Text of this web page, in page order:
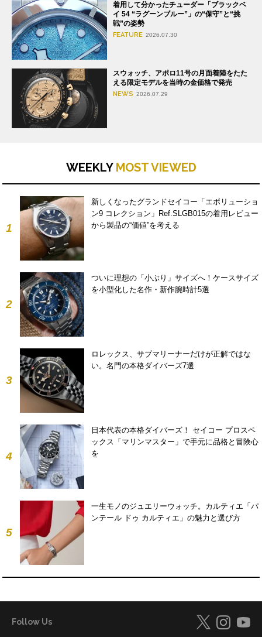
着用して分かったチューダー「ブラックベ
イ 54 “ラグーンブルー”」の“保守”と“挑
戦”の姿勢
FEATURE 2026.07.30
スウォッチ、アポロ11号の月面着陸をたた
える限定モデルを当時の金価格で発売
NEWS 2026.07.29
WEEKLY MOST VIEWED
1
新しくなったグランドセイコー「エボリューショ
ン9 コレクション」Ref.SLGB015の着用レビュー
から製品の“価値”を考える
2
ついに理想の「小ぶり」サイズへ！ケースサイズ
を小型化した名作・新作腕時計5選
3
ロレックス、サブマリーナーだけが正解ではな
い。名門の本格ダイバーズ7選
4
日本代表の本格ダイバーズ！ セイコー プロスペ
ックス「マリンマスター」で手元に品格と冒険心
を
5
一生モノのジュエリーウォッチ。カルティエ「パ
ンテール ドゥ カルティエ」の魅力と選び方
Follow Us